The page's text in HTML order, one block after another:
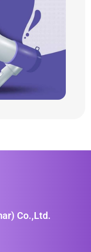
Co.,Ltd.